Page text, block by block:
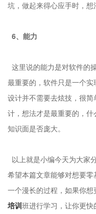
坑，做起来得心应手时，想
6、能力
这里说的能力是对软件的
最重要的，软件只是一个
设计并不需要去炫技，很
计，想法才是最重要的，
知识面是否庞大。
以上就是小编今天为大家
希望本篇文章能够对想要
一个漫长的过程，如果你
培训班进行学习，让你更快